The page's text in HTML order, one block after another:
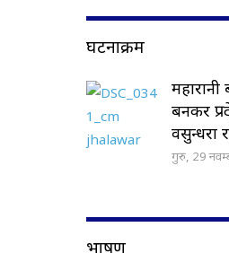
घटनाक्रम
बनकर
वसुन्धरा
गुरु, 29
भाषण